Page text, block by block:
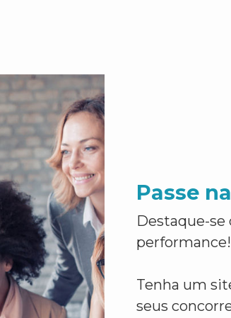
Passe
Destaque-se
performance!
Tenha um
seus